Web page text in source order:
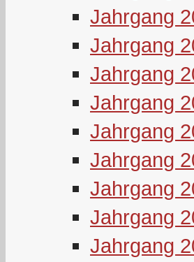
Jahrgang
Jahrgang
Jahrgang
Jahrgang
Jahrgang
Jahrgang
Jahrgang
Jahrgang
Jahrgang